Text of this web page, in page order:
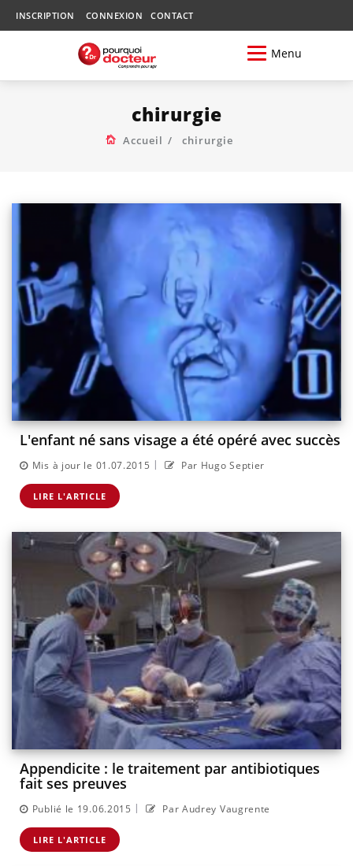
INSCRIPTION CONNEXION CONTACT
Menu
chirurgie
Accueil chirurgie
L'enfant né sans visage a été opéré avec succès
Mis à jour le 01.07.2015 | Par Hugo Septier
LIRE L'ARTICLE
Appendicite : le traitement par antibiotiques
fait ses preuves
Publié le 19.06.2015 | Par Audrey Vaugrente
LIRE L'ARTICLE